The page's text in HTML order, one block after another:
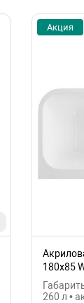
Акция
180x85
260 л •